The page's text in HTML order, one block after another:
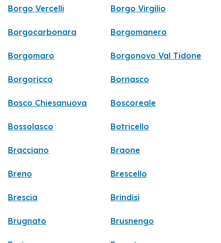
Borgo Vercelli Borgo Virgilio
Borgocarbonara Borgomanero
Borgomaro Borgonovo Val Tidone
Borgoricco Bornasco
Bosco Chiesanuova Boscoreale
Bossolasco Botricello
Bracciano Braone
Breno Brescello
Brescia Brindisi
Brugnato Brusnengo